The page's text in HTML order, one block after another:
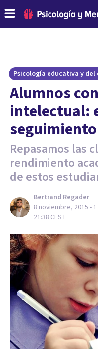
Psicología educativa y del
Alumnos
intelectual:
Repasamos las
rendimiento
de estos
Bertrand Regader
8 noviembre, 2015 -
21:38 CEST